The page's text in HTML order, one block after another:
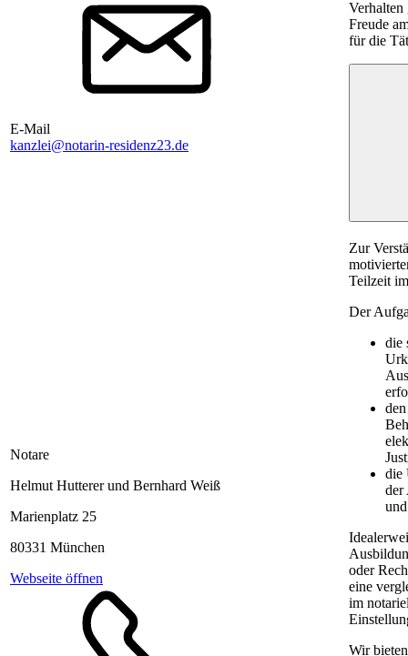
E-Mail
kanzlei@notarin-residenz23.de
Verhalten
Freude
für die
Notare
Helmut Hutterer und Bernhard Weiß
Marienplatz 25
80331 München
Webseite öffnen
Zur
Teilzeit
Der
die
die
der
oder
eine
im
Wir